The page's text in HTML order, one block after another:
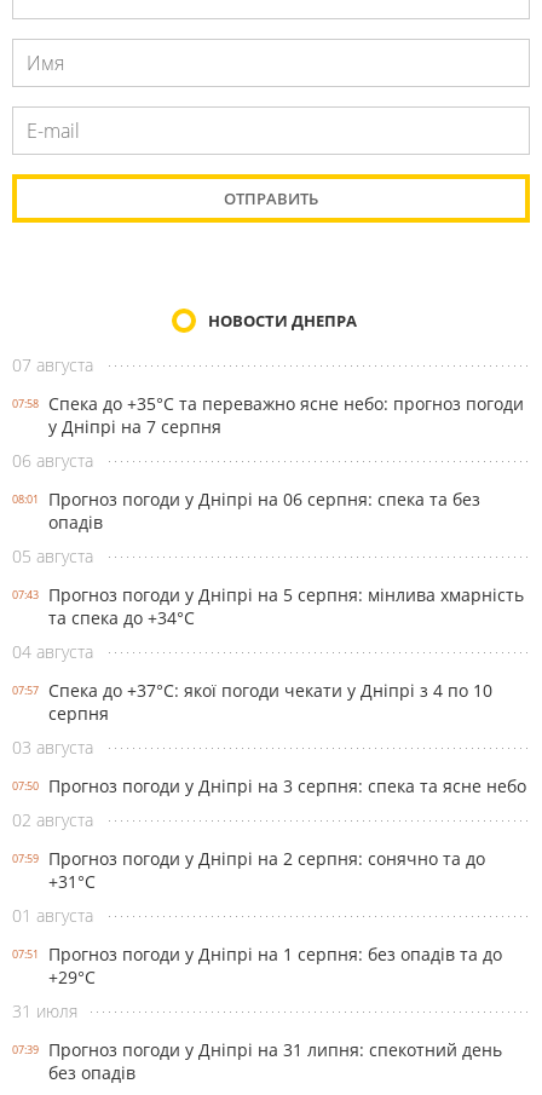
НОВОСТИ ДНЕПРА
07 августа
07:58
Спека до +35°С та переважно ясне небо: прогноз погоди
у Дніпрі на 7 серпня
06 августа
08:01
Прогноз погоди у Дніпрі на 06 серпня: спека та без
опадів
05 августа
07:43
Прогноз погоди у Дніпрі на 5 серпня: мінлива хмарність
та спека до +34°С
04 августа
07:57
Спека до +37°С: якої погоди чекати у Дніпрі з 4 по 10
серпня
03 августа
07:50
Прогноз погоди у Дніпрі на 3 серпня: спека та ясне небо
02 августа
07:59
Прогноз погоди у Дніпрі на 2 серпня: сонячно та до
+31°С
01 августа
07:51
Прогноз погоди у Дніпрі на 1 серпня: без опадів та до
+29°С
31 июля
07:39
Прогноз погоди у Дніпрі на 31 липня: спекотний день
без опадів